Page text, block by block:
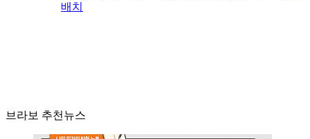
배치
브라보 추천뉴스